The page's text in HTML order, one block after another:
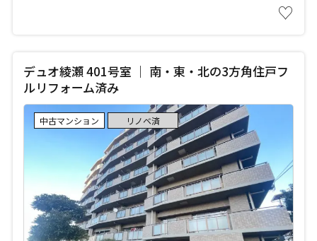
♡
デュオ綾瀬 401号室 ｜ 南・東・北の3方角住戸フ
ルリフォーム済み
中古マンション リノベ済